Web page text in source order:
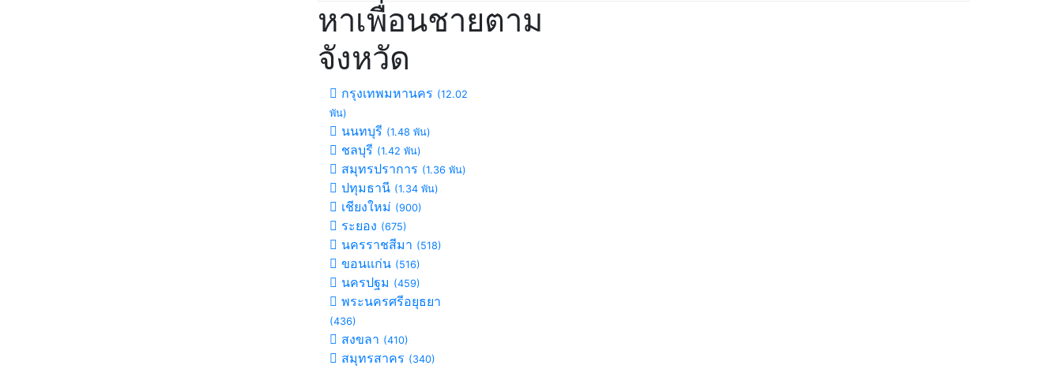
หาเพื่อนชายตาม
จังหวัด
กรุงเทพมหานคร (12.02
พัน)
นนทบุรี (1.48 พัน)
ชลบุรี (1.42 พัน)
สมุทรปราการ (1.36 พัน)
ปทุมธานี (1.34 พัน)
เชียงใหม่ (900)
ระยอง (675)
นครราชสีมา (518)
ขอนแก่น (516)
นครปฐม (459)
พระนครศรีอยุธยา
(436)
สงขลา (410)
สมุทรสาคร (340)